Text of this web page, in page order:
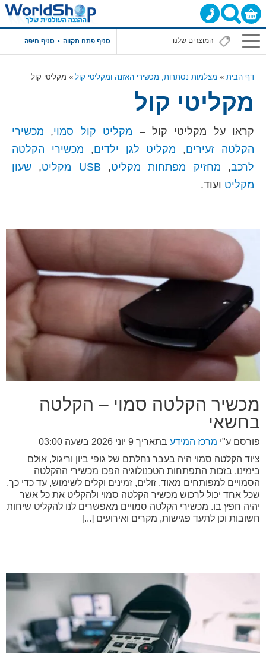
סניף פתח תקווה סניף חיפה
דף הבית מצלמות נסתרות, מכשירי האזנה ומקליטי קול מקליטי קול
מקליטי קול
קראו על מקליטי קול – מקליט קול סמוי, מכשירי
הקלטה זעירים, מקליט לגן ילדים, מכשירי הקלטה
לרכב, מחזיק מפתחות מקליט, USB מקליט , שעון
מקליט ועוד.
מכשיר הקלטה סמוי – הקלטה
בחשאי
פורסם ע"י מרכז המידע בתאריך 9 יוני 2026 בשעה 03:00
ציוד הקלטה סמוי היה בעבר נחלתם של גופי ביון וריגול, אולם
בימינו, בזכות התפתחות הטכנולוגיה הפכו מכשירי ההקלטה
הסמויים למפותחים מאוד, זולים, זמינים וקלים לשימוש, עד כדי כך,
שכל אחד יכול לרכוש מכשיר הקלטה סמוי ולהקליט את כל אשר
יהיה חפץ בו. מכשירי הקלטה סמויים מאפשרים לנו להקליט שיחות
חשובות וכן לתעד פגישות, מקרים ואירועים [...]